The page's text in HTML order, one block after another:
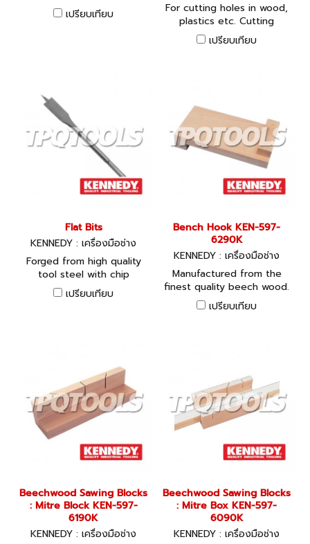
เปรียบเทียบ
For cutting holes in wood,
plastics etc. Cutting
diameter can be infinitely
varied within range.
overall length.
เปรียบเทียบ
Flat Bits
KENNEDY : เครื่องมือช่าง
Forged from high quality
tool steel with chip
clearance groove and
hollow ground point.
hexagon shank to prevent
slipping at speed.
เปรียบเทียบ
Bench Hook KEN-597-
6290K
KENNEDY : เครื่องมือช่าง
Manufactured from the
finest quality beech wood.
Hooks into the edge of the
bench allowing the
เปรียบเทียบ
Beechwood Sawing Blocks
: Mitre Block KEN-597-
6190K
KENNEDY : เครื่องมือช่าง
Beechwood Sawing Blocks
: Mitre Box KEN-597-
6090K
KENNEDY : เครื่องมือช่าง